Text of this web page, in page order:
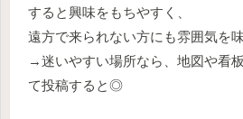
すると興味をもちやすく、
遠方で来られない方にも雰囲気を
→迷いやすい場所なら、地図や看
て投稿すると◎